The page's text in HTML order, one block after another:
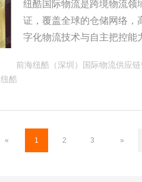
纽酷国际物流是跨境物流领
证，覆盖全球的仓储网络，
字化物流技术与自主把控能
前海纽酷（深圳）国际物流供应
纽酷
« 1 2 3 »